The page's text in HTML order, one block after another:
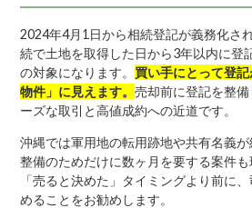
2024年4月1日から相続登記が義務化さ
続で土地を取得した日から3年以内に登
の対象になります。 買い手にとって登
物件」に見えます。売却前に登記を整
ーズな取引と高値成約への近道です。
沖縄では軍用地の転用跡地や共有名義
整備のためだけに数ヶ月を要する案件も
「売ると決めた」タイミングより前に
めることをお勧めします。